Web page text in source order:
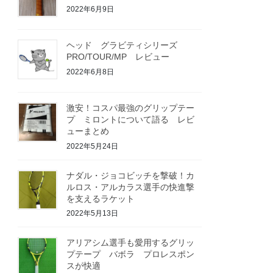
2022年6月9日
ヘッド グラビティシリーズ
PRO/TOUR/MP レビュー
2022年6月8日
激安！コスパ最強のグリップテー
プ ミロントについて語る レビ
ューまとめ
2022年5月24日
ナダル・ジョコビッチを撃破！カ
ルロス・アルカラス選手の快進撃
を支えるラケット
2022年5月13日
アリアシム選手も愛用するグリッ
プテープ バボラ プロレスポン
スが快適